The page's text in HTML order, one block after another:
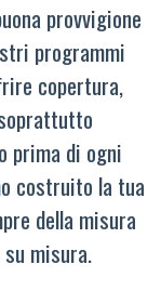
provvigione
programmi
copertura,
prima di ogni
costruito la tua
della misura
misura.